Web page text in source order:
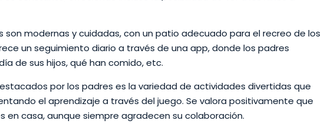
son modernas y cuidadas, con un patio adecuado para el recreo de los
un seguimiento diario a través de una app, donde los padres
de sus hijos, qué han comido, etc.
por los padres es la variedad de actividades divertidas que
el aprendizaje a través del juego. Se valora positivamente que
en casa, aunque siempre agradecen su colaboración.